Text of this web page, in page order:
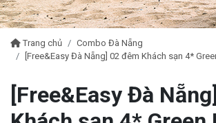
Trang chủ
Combo Đà Nẵng
[Free&Easy Đà Nẵng] 02 đêm Khách sạn 4*
[Free&Easy Đà